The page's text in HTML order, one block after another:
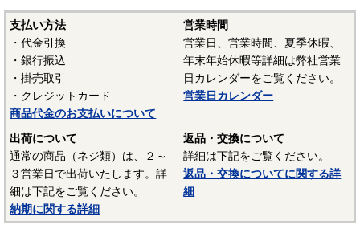
イ素・マンガン・リン・硫黄等の元素が含まれた普通鋼や普
通鋼に特殊な元素が加えられた特殊鋼が使用されます。ボル
ト、小ねじ、タッピンねじ、ナット、リベット等では冷間圧
造用炭素鋼線（SWCH）がよく使用されます。平座金等は冷
間圧延鋼板（SPCC）等、ばね座金等は硬鋼線（SWRH）等、
スプリングピンや歯付き座金等はみがき特殊帯鋼（S60CM～
S70CM）等でメーカーや製品毎で様々な材質が使用されてい
ます。当サイトでは特定の材質表記がない場合は、これらの
鉄鋼材料を一般名称の「鉄」と表記しています。
－－－－－－－－－－－－－－－
☆ねじに使用される材料については下記ページにも掲載して
います。ご参照ください。
支払い方法
・代金引換
・銀行振込
・掛売取引
・クレジットカード
商品代金のお支払いについて
営業時間
営業日、営業時間、夏季休暇、
年末年始休暇等詳細は弊社営業
日カレンダーをご覧ください。
営業日カレンダー
出荷について
通常の商品（ネジ類）は、２～
３営業日で出荷いたします。詳
細は下記をご覧ください。
納期に関する詳細
返品・交換について
詳細は下記をご覧ください。
返品・交換についてに関する詳
細